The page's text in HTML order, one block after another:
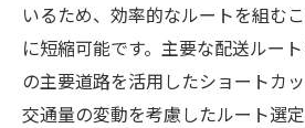
いるため、効率的なルートを組む
に短縮可能です。主要な配送ルー
の主要道路を活用したショートカ
交通量の変動を考慮したルート選